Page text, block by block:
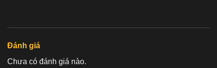
Đánh giá
Chưa có đánh giá nào.